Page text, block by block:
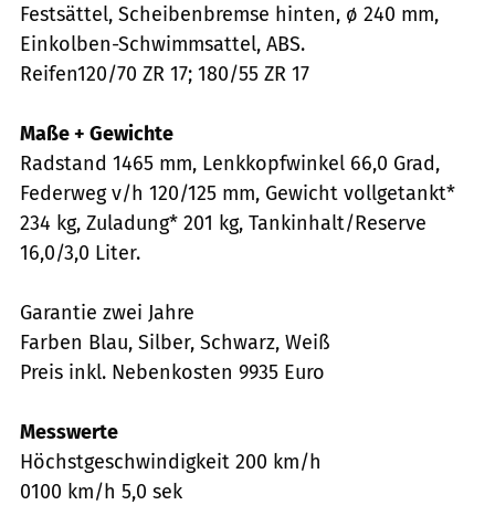
Festsättel, Scheibenbremse hinten, ø 240 mm,
Einkolben-Schwimmsattel, ABS.
Reifen120/70 ZR 17; 180/55 ZR 17
Maße + Gewichte
Radstand 1465 mm, Lenkkopfwinkel 66,0 Grad,
Federweg v/h 120/125 mm, Gewicht vollgetankt*
234 kg, Zuladung* 201 kg, Tankinhalt/Reserve
16,0/3,0 Liter.
Garantie zwei Jahre
Farben Blau, Silber, Schwarz, Weiß
Preis inkl. Nebenkosten 9935 Euro
Messwerte
Höchstgeschwindigkeit 200 km/h
0100 km/h 5,0 sek